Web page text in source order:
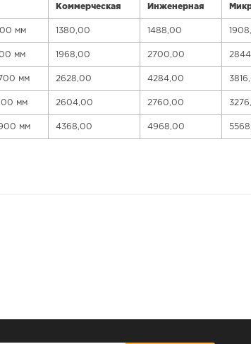
Коммерческая Инженерная
мм 1380,00 1488,00
мм 1968,00 2700,00
мм 2628,00 4284,00
мм 2604,00 2760,00
мм 4368,00 4968,00